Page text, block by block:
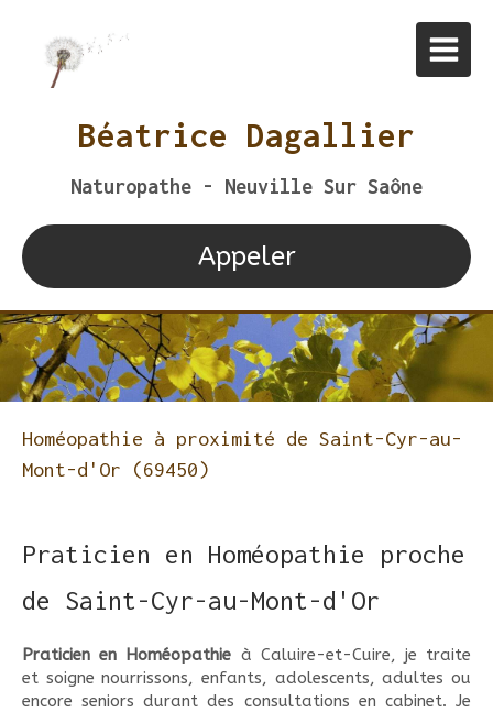
Béatrice Dagallier
Naturopathe - Neuville Sur Saône
Appeler
Homéopathie à proximité de Saint-Cyr-au-
Mont-d'Or (69450)
Praticien en Homéopathie proche
de Saint-Cyr-au-Mont-d'Or
Praticien en Homéopathie à Caluire-et-Cuire, je traite
et soigne nourrissons, enfants, adolescents, adultes ou
encore seniors durant des consultations en cabinet. Je